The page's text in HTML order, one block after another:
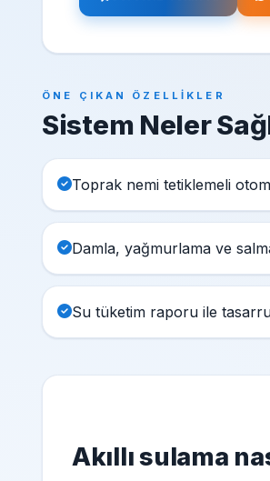
ÖNE ÇIKAN ÖZELLIKLER
Sistem Neler
Toprak nemi tetiklemeli
Damla, yağmurlama ve
Su tüketim raporu ile
Akıllı sulama